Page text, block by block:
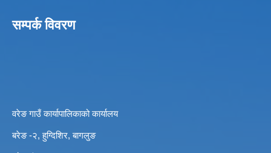
सम्पर्क विवरण
वरेङ गाउँ कार्यापालिकाको कार्यालय
बरेङ -२, हुग्दिशिर, बागलुङ